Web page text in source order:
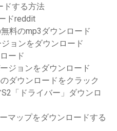
ドする方法
ドreddit
料のmp3ダウンロード
ョンをダウンロード
ード
ジョンをダウンロード
ダウンロードをクラック
「ドライバー」ダウンロ
マップをダウンロードする